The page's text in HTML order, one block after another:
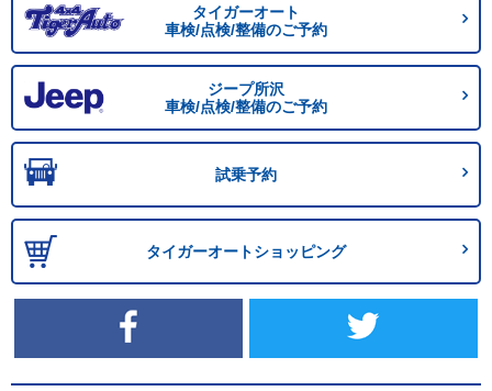
タイガーオート
車検/点検/整備のご予約
ジープ所沢
車検/点検/整備のご予約
試乗予約
タイガーオートショッピング